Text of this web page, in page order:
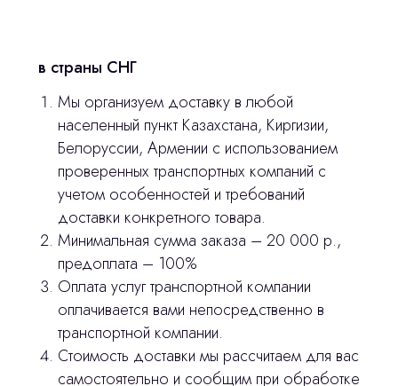
в страны СНГ
Мы организуем доставку в любой
населенный пункт Казахстана, Киргизии,
Белоруссии, Армении с использованием
проверенных транспортных компаний с
учетом особенностей и требований
доставки конкретного товара.
Минимальная сумма заказа – 20 000 р.,
предоплата – 100%
Оплата услуг транспортной компании
оплачивается вами непосредственно в
транспортной компании.
Стоимость доставки мы рассчитаем для вас
самостоятельно и сообщим при обработке
оставьте контакты, мы свяжемся и
ответим на все вопросы
© 2024 ЛС Дентал Групп
Главная
Продукция
3D печать
Лицензирование
Оплата и доставка
Контакты